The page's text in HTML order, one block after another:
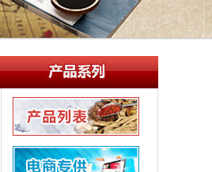
产品列表
新品推荐
电商专供